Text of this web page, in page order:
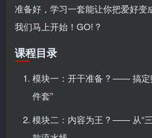
准备好，学习一套能让你把爱好变
我们马上开始！GO! ?
课程目录
模块一：开干准备 ?️ —— 搞定
件套”
模块二：内容为王 ? —— 从“